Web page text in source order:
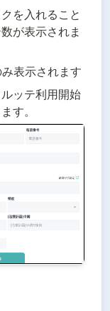
を入れること
が表示されま
表示されます
ッテ利用開始